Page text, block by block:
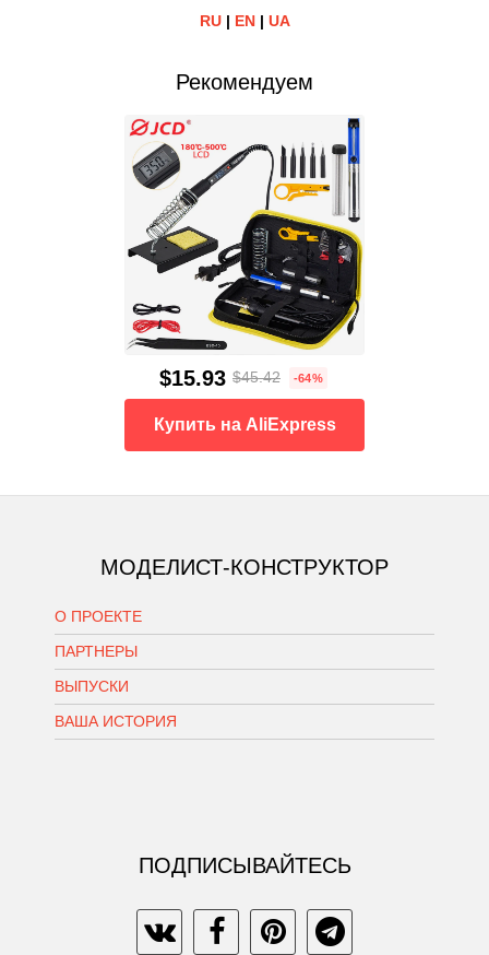
RU| EN| UA
Рекомендуем
$15.93 $45.42 -64%
Купить на AliExpress
МОДЕЛИСТ-КОНСТРУКТОР
О ПРОЕКТЕ
ПАРТНЕРЫ
ВЫПУСКИ
ВАША ИСТОРИЯ
ПОДПИСЫВАЙТЕСЬ